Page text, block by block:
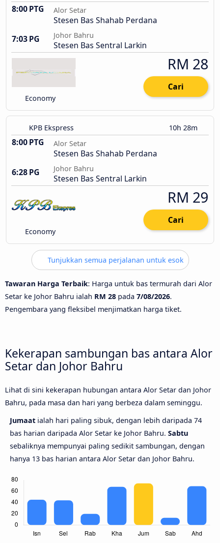
8:00 PTG Alor Setar
Stesen Bas Shahab Perdana
7:03 PG
Johor Bahru
Stesen Bas Sentral Larkin
Economy
RM 28
Cari
KPB Ekspress 10h 28m
8:00 PTG Alor Setar
Stesen Bas Shahab Perdana
6:28 PG
Johor Bahru
Stesen Bas Sentral Larkin
Economy
RM 29
Cari
Tunjukkan semua perjalanan untuk esok
Tawaran Harga Terbaik: Harga untuk bas termurah dari Alor
Setar ke Johor Bahru ialah RM 28 pada 7/08/2026.
Pengembara yang fleksibel menjimatkan harga tiket.
Kekerapan sambungan bas antara Alor
Setar dan Johor Bahru
Lihat di sini kekerapan hubungan antara Alor Setar dan Johor
Bahru, pada masa dan hari yang berbeza dalam seminggu.
Jumaat ialah hari paling sibuk, dengan lebih daripada 74
bas harian daripada Alor Setar ke Johor Bahru. Sabtu
sebaliknya mempunyai paling sedikit sambungan, dengan
hanya 13 bas harian antara Alor Setar dan Johor Bahru.